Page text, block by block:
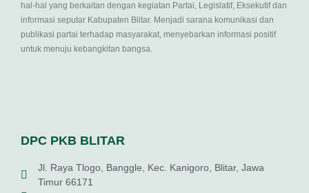
hal-hal yang berkaitan dengan kegiatan Partai, Legislatif, Eksekutif dan
informasi seputar Kabupaten Blitar. Menjadi sarana komunikasi dan
publikasi partai terhadap masyarakat, menyebarkan informasi positif
untuk menuju kebangkitan bangsa.
DPC PKB BLITAR
Jl. Raya Tlogo, Banggle, Kec. Kanigoro, Blitar, Jawa
Timur 66171